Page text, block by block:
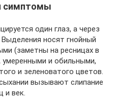
симптомы
один глаз, а через
носят гнойный
(заметны на ресницах в
умеренными и обильными,
и зеленоватого цветов.
вызывают слипание
и век.